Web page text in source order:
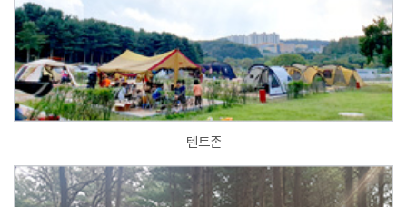
텐트존